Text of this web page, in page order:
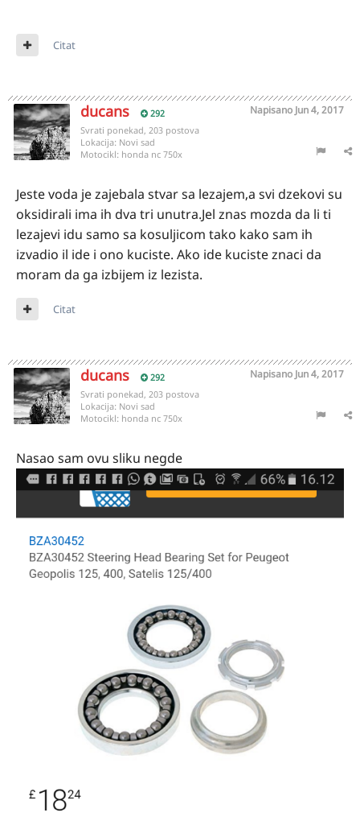
Citat
ducans 292 Napisano Jun 4, 2017
Svrati ponekad, 203 postova
Lokacija: Novi sad
Motocikl: honda nc 750x
Jeste voda je zajebala stvar sa lezajem,a svi dzekovi su
oksidirali ima ih dva tri unutra.Jel znas mozda da li ti
lezajevi idu samo sa kosuljicom tako kako sam ih
izvadio il ide i ono kuciste. Ako ide kuciste znaci da
moram da ga izbijem iz lezista.
Citat
ducans 292 Napisano Jun 4, 2017
Svrati ponekad, 203 postova
Lokacija: Novi sad
Motocikl: honda nc 750x
Nasao sam ovu sliku negde